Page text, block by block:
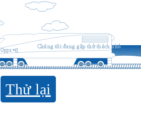
Opps =((
Chúng tôi đang gặp thử thách nhỏ
Thử lại